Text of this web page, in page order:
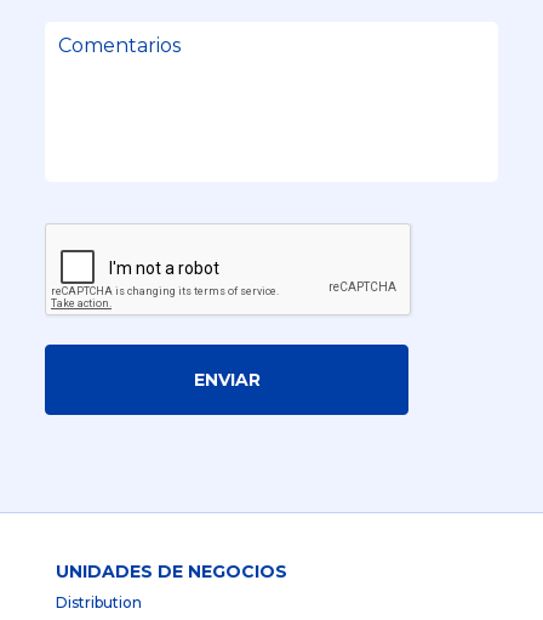
ENVIAR
UNIDADES DE NEGOCIOS
Distribution